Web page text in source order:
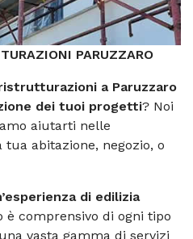
PARUZZARO
a Paruzzaro
dei tuoi progetti? Noi
aiutarti nelle
abitazione, negozio, o
di edilizia
è comprensivo di ogni tipo
vasta gamma di servizi